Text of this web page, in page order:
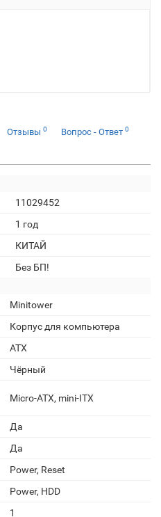
Отзывы 0 Вопрос - Ответ 0
11029452
1 год
КИТАЙ
Без БП!
Minitower
Корпус для компьютера
ATX
Чёрный
Micro-ATX, mini-ITX
Да
Да
Power, Reset
Power, HDD
1